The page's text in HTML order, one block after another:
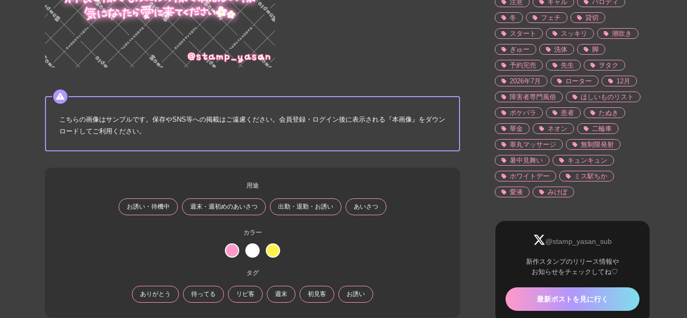
こちらの画像はサンプルです。保存やSNS等への掲載はご遠慮ください。会員登録・ログイン後に表示される『本画像』をダウン
ロードしてご利用ください。
用途
お誘い・待機中 週末・週初めのあいさつ 出勤・退勤・お誘い あいさつ
カラー
タグ
ありがとう 待ってる リピ客 週末 初見客 お誘い
注意 ギャル パロディ
冬 フェチ 貸切
スタート スッキリ 潮吹き
ぎゅー 洗体 脚
予約完売 先生 ヲタク
2026年7月 ローター 12月
障害者専門風俗 ほしいものリスト
ポケパラ 患者 たぬき
華金 ネオン 二輪車
睾丸マッサージ 無制限発射
暑中見舞い キュンキュン
ホワイトデー ミス駅ちか
愛液 みけぽ
@stamp_yasan_sub
新作スタンプのリリース情報や
お知らせをチェックしてね♡
最新ポストを見に行く